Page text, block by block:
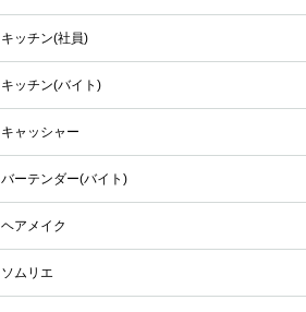
キッチン(社員)
キッチン(バイト)
キャッシャー
バーテンダー(バイト)
ヘアメイク
ソムリエ